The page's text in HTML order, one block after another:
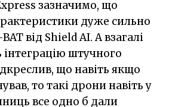
зазначимо, що
дуже сильно
від Shield AI. А взагалі
штучного
що навіть якщо
то такі дрони навіть у
все одно б дали